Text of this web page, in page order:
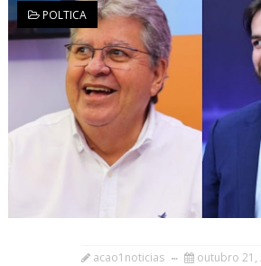
POLTICA
acao1noticias outubro 21,